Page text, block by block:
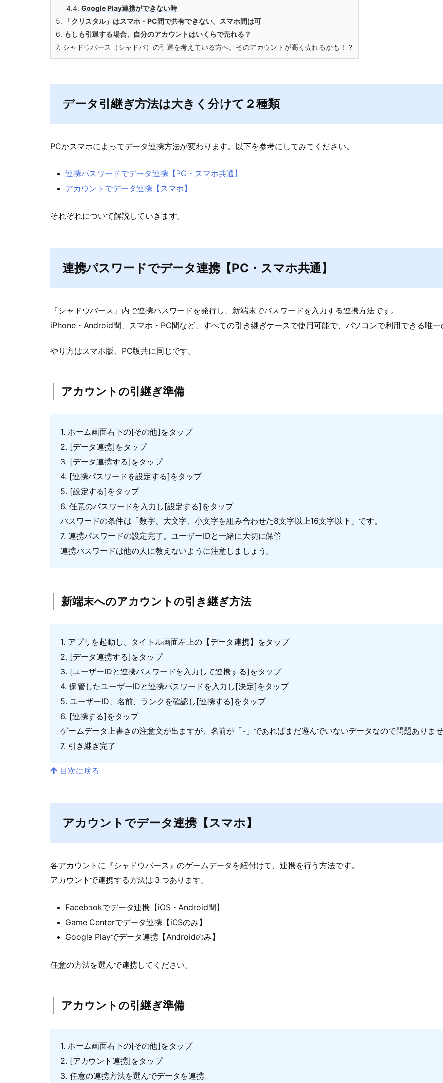
4.4. Google Play連携ができない時
5.
「クリスタル」はスマホ・PC間で共有できない。スマホ間は可
6. もしも引退する場合、自分のアカウントはいくらで売れる？
7. シャドウバース（シャドバ）の引退を考えている方へ。そのアカウントが高く売れるかも！？
データ引継ぎ方法は大きく分けて２種類
PCかスマホによってデータ連携方法が変わります。以下を参考にしてみてください。
連携パスワードでデータ連携【PC・スマホ共通】
アカウントでデータ連携【スマホ】
それぞれについて解説していきます。
連携パスワードでデータ連携【PC・スマホ共通】
『シャドウバース』内で連携パスワードを発行し、新端末でパスワードを入力する連携方法です。
iPhone・Android間、スマホ・PC間など、すべての引き継ぎケースで使用可能で、パソコンで利用できる唯
やり方はスマホ版、PC版共に同じです。
アカウントの引継ぎ準備
1. ホーム画面右下の[その他]をタップ
2. [データ連携]をタップ
3. [データ連携する]をタップ
4. [連携パスワードを設定する]をタップ
5. [設定する]をタップ
6. 任意のパスワードを入力し[設定する]をタップ
パスワードの条件は「数字、大文字、小文字を組み合わせた8文字以上16文字以下」です。
7. 連携パスワードの設定完了。ユーザーIDと一緒に大切に保管
連携パスワードは他の人に教えないように注意しましょう。
新端末へのアカウントの引き継ぎ方法
1. アプリを起動し、タイトル画面左上の【データ連携】をタップ
2. [データ連携する]をタップ
3. [ユーザーIDと連携パスワードを入力して連携する]をタップ
4. 保管したユーザーIDと連携パスワードを入力し[決定]をタップ
5. ユーザーID、名前、ランクを確認し[連携する]をタップ
6. [連携する]をタップ
ゲームデータ上書きの注意文が出ますが、名前が「-」であればまだ遊んでいないデータなので問題ありま
7. 引き継ぎ完了
目次に戻る
アカウントでデータ連携【スマホ】
各アカウントに『シャドウバース』のゲームデータを紐付けて、連携を行う方法です。
アカウントで連携する方法は３つあります。
Facebookでデータ連携【iOS・Android間】
Game Centerでデータ連携【iOSのみ】
Google Playでデータ連携【Androidのみ】
任意の方法を選んで連携してください。
アカウントの引継ぎ準備
1. ホーム画面右下の[その他]をタップ
2. [アカウント連携]をタップ
3. 任意の連携方法を選んでデータを連携